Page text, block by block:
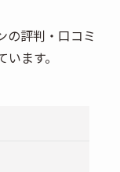
の評判・口コミ
ます。